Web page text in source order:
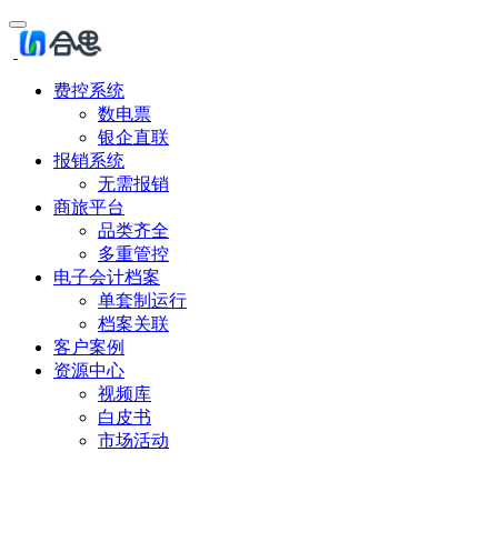
费控系统
数电票
银企直联
报销系统
无需报销
商旅平台
品类齐全
多重管控
电子会计档案
单套制运行
档案关联
客户案例
资源中心
视频库
白皮书
市场活动